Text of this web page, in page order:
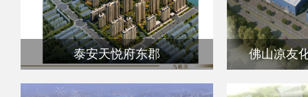
泰安天悦府东郡 佛山凉友